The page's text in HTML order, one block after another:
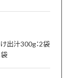
出汁300g：2袋